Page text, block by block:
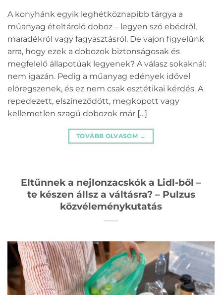
A konyhánk egyik leghétköznapibb tárgya a
műanyag ételtároló doboz – legyen szó ebédről,
maradékról vagy fagyasztásról. De vajon figyelünk
arra, hogy ezek a dobozok biztonságosak és
megfelelő állapotúak legyenek? A válasz sokaknál:
nem igazán. Pedig a műanyag edények idővel
elöregszenek, és ez nem csak esztétikai kérdés. A
repedezett, elszíneződött, megkopott vagy
kellemetlen szagú dobozok már […]
TOVÁBB OLVASOM →
Eltűnnek a nejlonzacskók a Lidl-ből –
te készen állsz a váltásra? – Pulzus
közvéleménykutatás